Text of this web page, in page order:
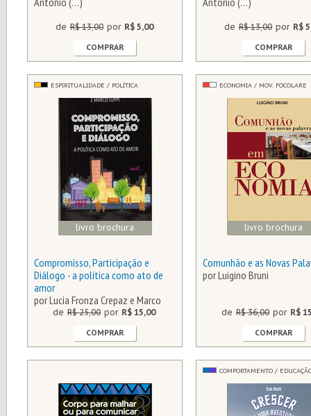
de R$ 13,00 por R$ 5,00
COMPRAR
de R$ 13,00 por R$
COMPRAR
ESPIRITUALIDADE / POLÍTICA
livro brochura
Compromisso, Participação e
Diálogo - a política como ato de
amor
por Lucia Fronza Crepaz e Marco
Luppide R$ 25,00 por R$ 15,00
COMPRAR
ECONOMIA / MOV. FOCOLARE
livro brochura
Comunhão e as Novas
por Luigino Bruni
de R$ 36,00 por R$
COMPRAR
COMPORTAMENTO /